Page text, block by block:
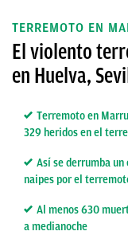
TERREMOTO EN
El violento
en Huelva,
Terremoto en
329 heridos en el
Así se derrumba
naipes por el
Al menos 630
a medianoche